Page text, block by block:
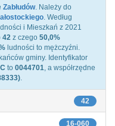
Zabłudów. Należy do
. Według
i Mieszkań z 2021
42 z czego 50,0%
ludności to mężczyźni.
gminy. Identyfikator
to 0044701, a współrzędne
.
42
16-060